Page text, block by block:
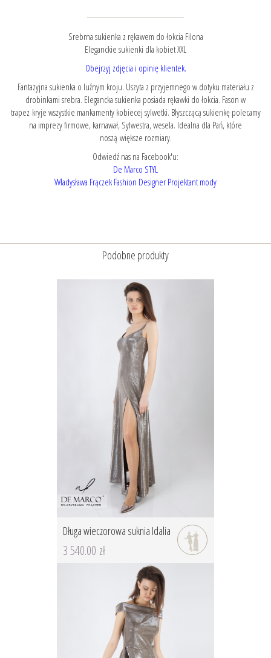
Srebrna sukienka z rękawem do łokcia Filona
Eleganckie sukienki dla kobiet XXL
Obejrzyj zdjęcia i opinię klientek.
Fantazyjna sukienka o luźnym kroju. Uszyta z przyjemnego w dotyku materiału z
drobinkami srebra. Elegancka sukienka posiada rękawki do łokcia. Fason w
trapez kryje wszystkie mankamenty kobiecej sylwetki. Błyszczącą sukienkę polecamy
na imprezy firmowe, karnawał, Sylwestra, wesela. Idealna dla Pań, które
noszą większe rozmiary.
Odwiedź nas na Facebook'u:
De Marco STYL
Władysława Frączek Fashion Designer Projektant mody
Podobne produkty
Długa wieczorowa suknia Idalia
3 540.00 zł